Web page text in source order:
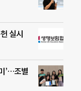
실시
’…조별